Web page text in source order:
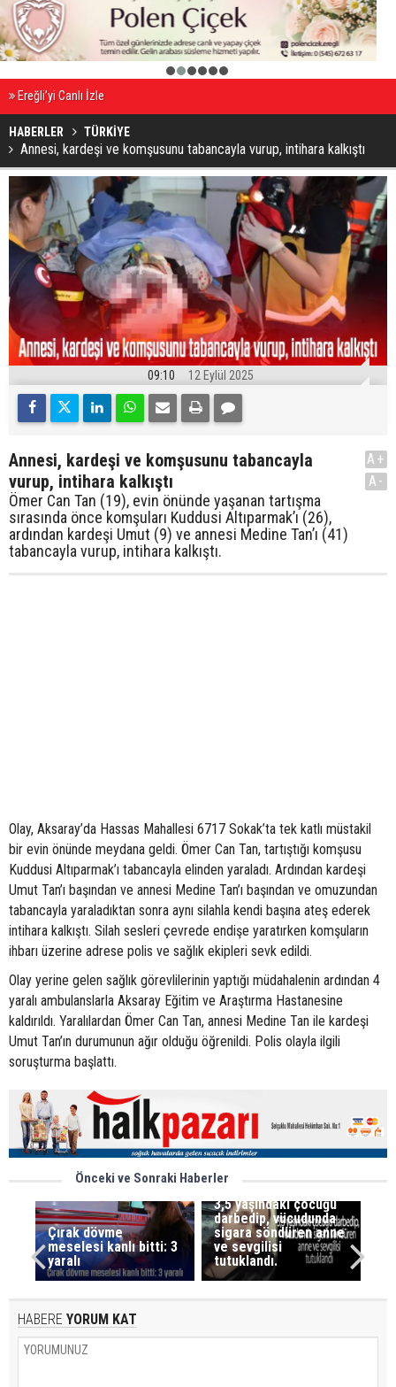
2 3 4 5 6
Ereğli’yi Canlı İzle
HABERLER TÜRKİYE
Annesi, kardeşi ve komşusunu tabancayla vurup, intihara kalkıştı
09:10 12 Eylül 2025
Annesi, kardeşi ve komşusunu tabancayla
vurup, intihara kalkıştı
Ömer Can Tan (19), evin önünde yaşanan tartışma
sırasında önce komşuları Kuddusi Altıparmak’ı (26),
ardından kardeşi Umut (9) ve annesi Medine Tan’ı (41)
tabancayla vurup, intihara kalkıştı.
A+
A-
Olay, Aksaray’da Hassas Mahallesi 6717 Sokak’ta tek katlı müstakil
bir evin önünde meydana geldi. Ömer Can Tan, tartıştığı komşusu
Kuddusi Altıparmak’ı tabancayla elinden yaraladı. Ardından kardeşi
Umut Tan’ı başından ve annesi Medine Tan’ı başından ve omuzundan
tabancayla yaraladıktan sonra aynı silahla kendi başına ateş ederek
intihara kalkıştı. Silah sesleri çevrede endişe yaratırken komşuların
ihbarı üzerine adrese polis ve sağlık ekipleri sevk edildi.
Olay yerine gelen sağlık görevlilerinin yaptığı müdahalenin ardından 4
yaralı ambulanslarla Aksaray Eğitim ve Araştırma Hastanesine
kaldırıldı. Yaralılardan Ömer Can Tan, annesi Medine Tan ile kardeşi
Umut Tan’ın durumunun ağır olduğu öğrenildi. Polis olayla ilgili
soruşturma başlattı.
Önceki ve Sonraki Haberler
Çırak dövme
meselesi kanlı bitti: 3
yaralı
3,5 yaşındaki çocuğu
darbedip, vücudunda
sigara söndüren anne
ve sevgilisi
tutuklandı.
HABERE YORUM KAT